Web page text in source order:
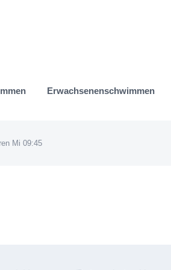
Erwachsenenschwimmen
Mi 09:45